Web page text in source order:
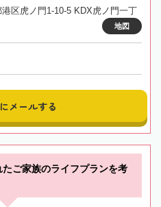
区虎ノ門1-10-5 KDX虎ノ門一丁
地図
メールする
たご家族のライフプランを考